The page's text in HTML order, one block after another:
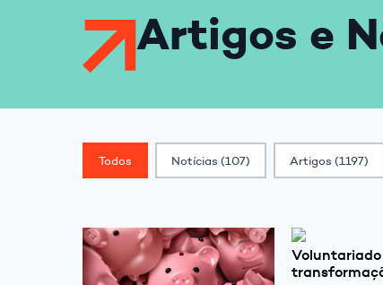
Artigos e
Classif. Post
Todos Notícias (107) Artigos (1197)
Voluntariado